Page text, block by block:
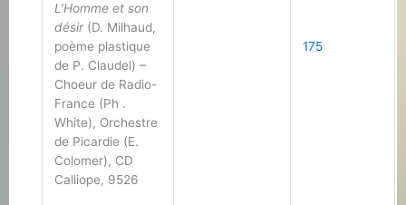
L’Homme et son
désir(D. Milhaud,
poème plastique
de P. Claudel) –
Choeur de Radio-
France (Ph .
White), Orchestre
de Picardie (E.
Colomer), CD
Calliope, 9526
175